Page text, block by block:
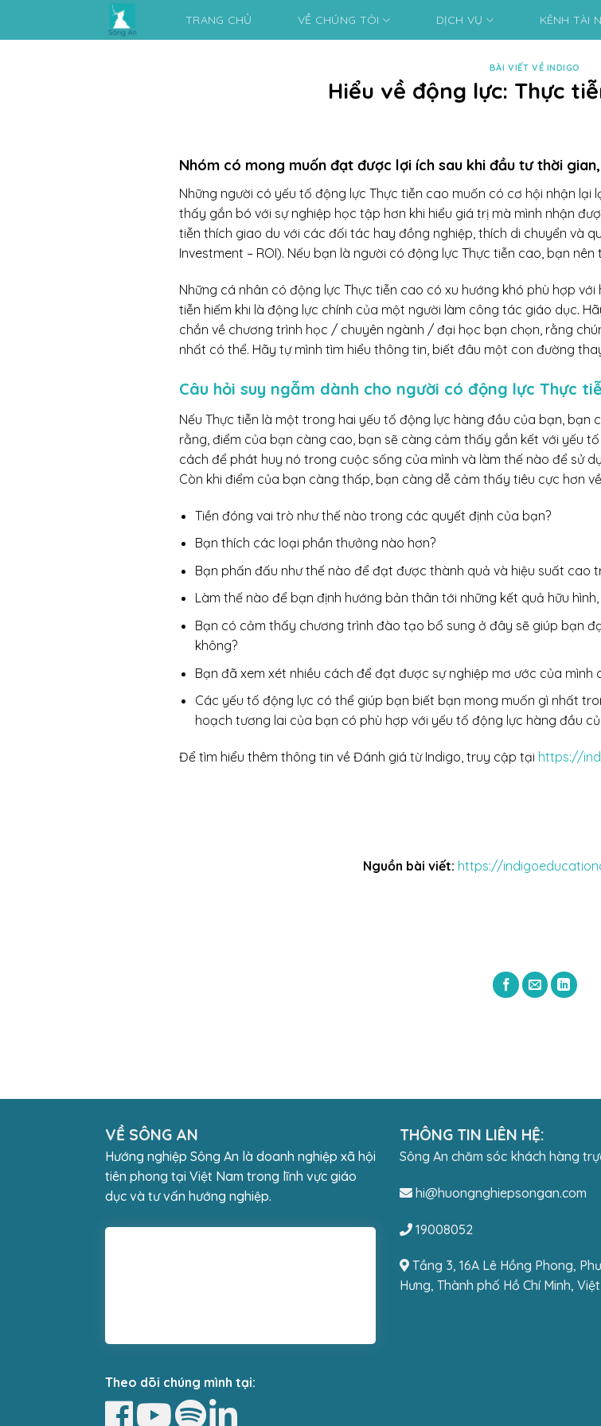
TRANG CHỦ VỀ CHÚNG TÔI DỊCH VỤ KÊNH TÀI
BÀI VIẾT VỀ INDIGO
Hiểu về động lực: Thực
Nhóm có mong muốn đạt được lợi ích sau khi đầu tư thời
Những người có yếu tố động lực Thực tiễn cao muốn có cơ hội nhận lại
thấy gắn bó với sự nghiệp học tập hơn khi hiểu giá trị mà mình nhận
tiễn thích giao du với các đối tác hay đồng nghiệp, thích di chuyển và
Investment – ROI). Nếu bạn là người có động lực Thực tiễn cao, bạn
Những cá nhân có động lực Thực tiễn cao có xu hướng khó phù hợp
tiễn hiếm khi là động lực chính của một người làm công tác giáo dục.
chắn về chương trình học / chuyên ngành / đại học bạn chọn, rằng
nhất có thể. Hãy tự mình tìm hiểu thông tin, biết đâu một con đường
Câu hỏi suy ngẫm dành cho người có động lực Thực
Nếu Thực tiễn là một trong hai yếu tố động lực hàng đầu của bạn, bạn
rằng, điểm của bạn càng cao, bạn sẽ càng cảm thấy gắn kết với yếu
cách để phát huy nó trong cuộc sống của mình và làm thế nào để sử
Còn khi điểm của bạn càng thấp, bạn càng dễ cảm thấy tiêu cực hơn
Tiền đóng vai trò như thế nào trong các quyết định của bạn?
Bạn thích các loại phần thưởng nào hơn?
Bạn phấn đấu như thế nào để đạt được thành quả và hiệu suất cao
Làm thế nào để bạn định hướng bản thân tới những kết quả hữu
Bạn có cảm thấy chương trình đào tạo bổ sung ở đây sẽ giúp bạn
không?
Bạn đã xem xét nhiều cách để đạt được sự nghiệp mơ ước của mình
Các yếu tố động lực có thể giúp bạn biết bạn mong muốn gì nhất
hoạch tương lai của bạn có phù hợp với yếu tố động lực hàng đầu
Để tìm hiểu thêm thông tin về Đánh giá từ Indigo, truy cập tại https://
Nguồn bài viết: https://
VỀ SÔNG AN
Hướng nghiệp Sông An là doanh nghiệp xã hội
tiên phong tại Việt Nam trong lĩnh vực giáo
dục và tư vấn hướng nghiệp.
Theo dõi chúng mình tại:
THÔNG TIN LIÊN HỆ:
Sông An chăm sóc khách hàng
hi@huongnghiepsongan.com
19008052
Tầng 3, 16A Lê Hồng Phong,
Hưng, Thành phố Hồ Chí Minh,